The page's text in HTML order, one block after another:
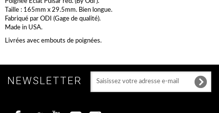
Taille : 165mm x 29.5mm. Bien longue.
Fabriqué par ODI (Gage de qualité).
Made in USA.
Livrées avec embouts de poignées.
NEWSLETTER